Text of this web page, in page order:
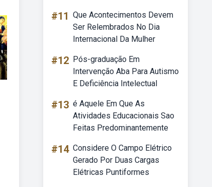
#11 Que Acontecimentos Devem
Ser Relembrados No Dia
Internacional Da Mulher
#12 Pós-graduação Em
Intervenção Aba Para Autismo
E Deficiência Intelectual
#13 é Aquele Em Que As
Atividades Educacionais Sao
Feitas Predominantemente
#14 Considere O Campo Elétrico
Gerado Por Duas Cargas
Elétricas Puntiformes